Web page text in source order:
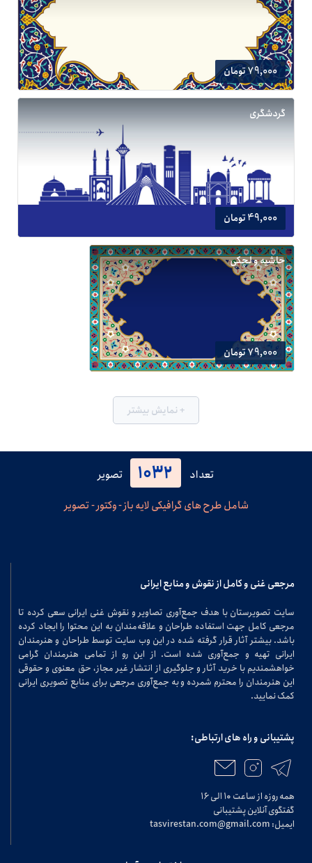
79,000 تومان
گردشگری
49,000 تومان
حاشیه و لچکی
79,000 تومان
+ نمایش بیشتر
تعداد 1032
تصویر
شامل طرح های گرافیکی لایه باز - وکتور - تصویر
مرجعی غنی و کامل از نقوش و منابع ایرانی
سایت تصویرستان با هدف جمع‌آوری تصاویر و نقوش غنی ایرانی سعی کرده تا
مرجعی کامل جهت استفاده طراحان و علاقه‌مندان به این محتوا را ایجاد کرده
باشد. بیشتر آثار قرار گرفته شده در این وب سایت توسط طراحان و هنرمندان
ایرانی تهیه و جمع‌آوری شده است. از این رو از تمامی هنرمندان گرامی
خواهشمندیم با خرید آثار و جلوگیری از انتشار غیر مجاز، حق معنوی و حقوقی
این هنرمندان را محترم شمرده و به جمع‌آوری مرجعی برای منابع تصویری ایرانی
کمک نمایید.
پشتیبانی و راه های ارتباطی:
همه روزه از ساعت ۱۰ الی ۱۶
گفتگوی آنلاین پشتیبانی
ایمیل: tasvirestan.com@gmail.com